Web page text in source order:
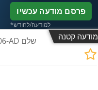
פרסם מודעה עכשיו
*למודעה/לחודש
מודעה קטנה מכבש רצועה MONOBELT NP06-AD שלם